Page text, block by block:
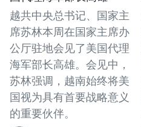
越共中央总书记、国家主
席苏林本周在国家主席办
公厅驻地会见了美国代理
海军部长高雄。会见中，
苏林强调，越南始终将美
国视为具有首要战略意义
的重要伙伴。